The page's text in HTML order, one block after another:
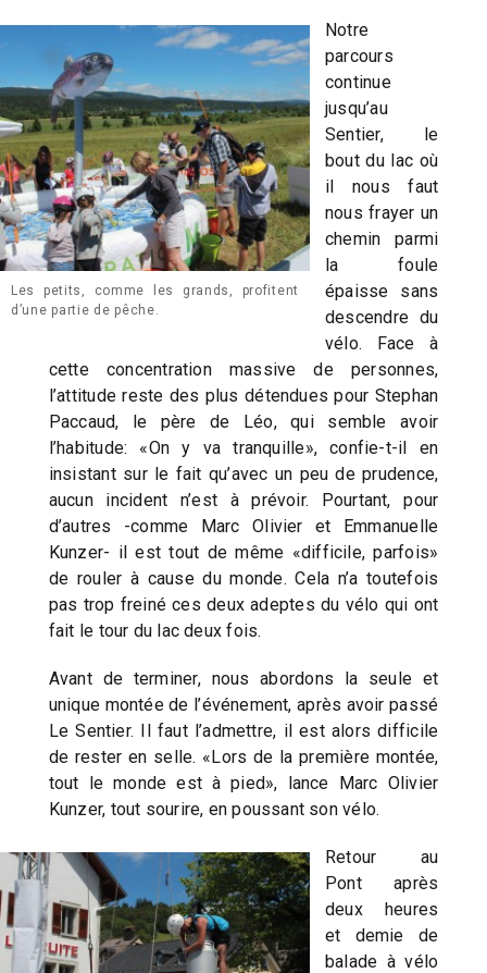
Les petits, comme les grands, profitent
d’une partie de pêche.
Notre
parcours
continue
jusqu’au
Sentier, le
bout du lac où
il nous faut
nous frayer un
chemin parmi
la foule
épaisse sans
descendre du
vélo. Face à
cette concentration massive de personnes,
l’attitude reste des plus détendues pour Stephan
Paccaud, le père de Léo, qui semble avoir
l’habitude: «On y va tranquille», confie-t-il en
insistant sur le fait qu’avec un peu de prudence,
aucun incident n’est à prévoir. Pourtant, pour
d’autres -comme Marc Olivier et Emmanuelle
Kunzer- il est tout de même «difficile, parfois»
de rouler à cause du monde. Cela n’a toutefois
pas trop freiné ces deux adeptes du vélo qui ont
fait le tour du lac deux fois.
Avant de terminer, nous abordons la seule et
unique montée de l’événement, après avoir passé
Le Sentier. Il faut l’admettre, il est alors difficile
de rester en selle. «Lors de la première montée,
tout le monde est à pied», lance Marc Olivier
Kunzer, tout sourire, en poussant son vélo.
Retour au
Pont après
deux heures
et demie de
balade à vélo